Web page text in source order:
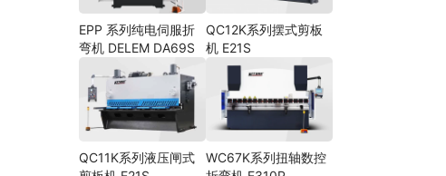
EPP 系列纯电伺服折
弯机 DELEM DA69S
QC12K系列摆式剪板
机 E21S
QC11K系列液压闸式
WC67K系列扭轴数控